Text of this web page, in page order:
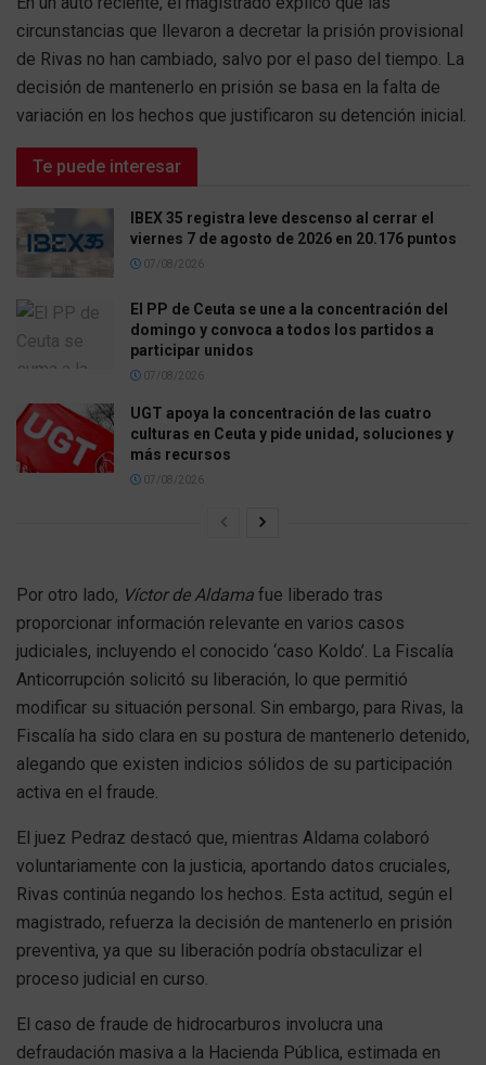
circunstancias que llevaron a decretar la prisión provisional
de Rivas no han cambiado, salvo por el paso del tiempo. La
decisión de mantenerlo en prisión se basa en la falta de
variación en los hechos que justificaron su detención inicial.
Te puede interesar
IBEX 35 registra leve descenso al cerrar el
viernes 7 de agosto de 2026 en 20.176 puntos
07/08/2026
El PP de Ceuta se une a la concentración del
domingo y convoca a todos los partidos a
participar unidos
07/08/2026
UGT apoya la concentración de las cuatro
culturas en Ceuta y pide unidad, soluciones y
más recursos
07/08/2026
Por otro lado, Víctor de Aldama fue liberado tras
proporcionar información relevante en varios casos
judiciales, incluyendo el conocido ‘caso Koldo’. La Fiscalía
Anticorrupción solicitó su liberación, lo que permitió
modificar su situación personal. Sin embargo, para Rivas, la
Fiscalía ha sido clara en su postura de mantenerlo detenido,
alegando que existen indicios sólidos de su participación
activa en el fraude.
El juez Pedraz destacó que, mientras Aldama colaboró
voluntariamente con la justicia, aportando datos cruciales,
Rivas continúa negando los hechos. Esta actitud, según el
magistrado, refuerza la decisión de mantenerlo en prisión
preventiva, ya que su liberación podría obstaculizar el
proceso judicial en curso.
El caso de fraude de hidrocarburos involucra una
defraudación masiva a la Hacienda Pública, estimada en